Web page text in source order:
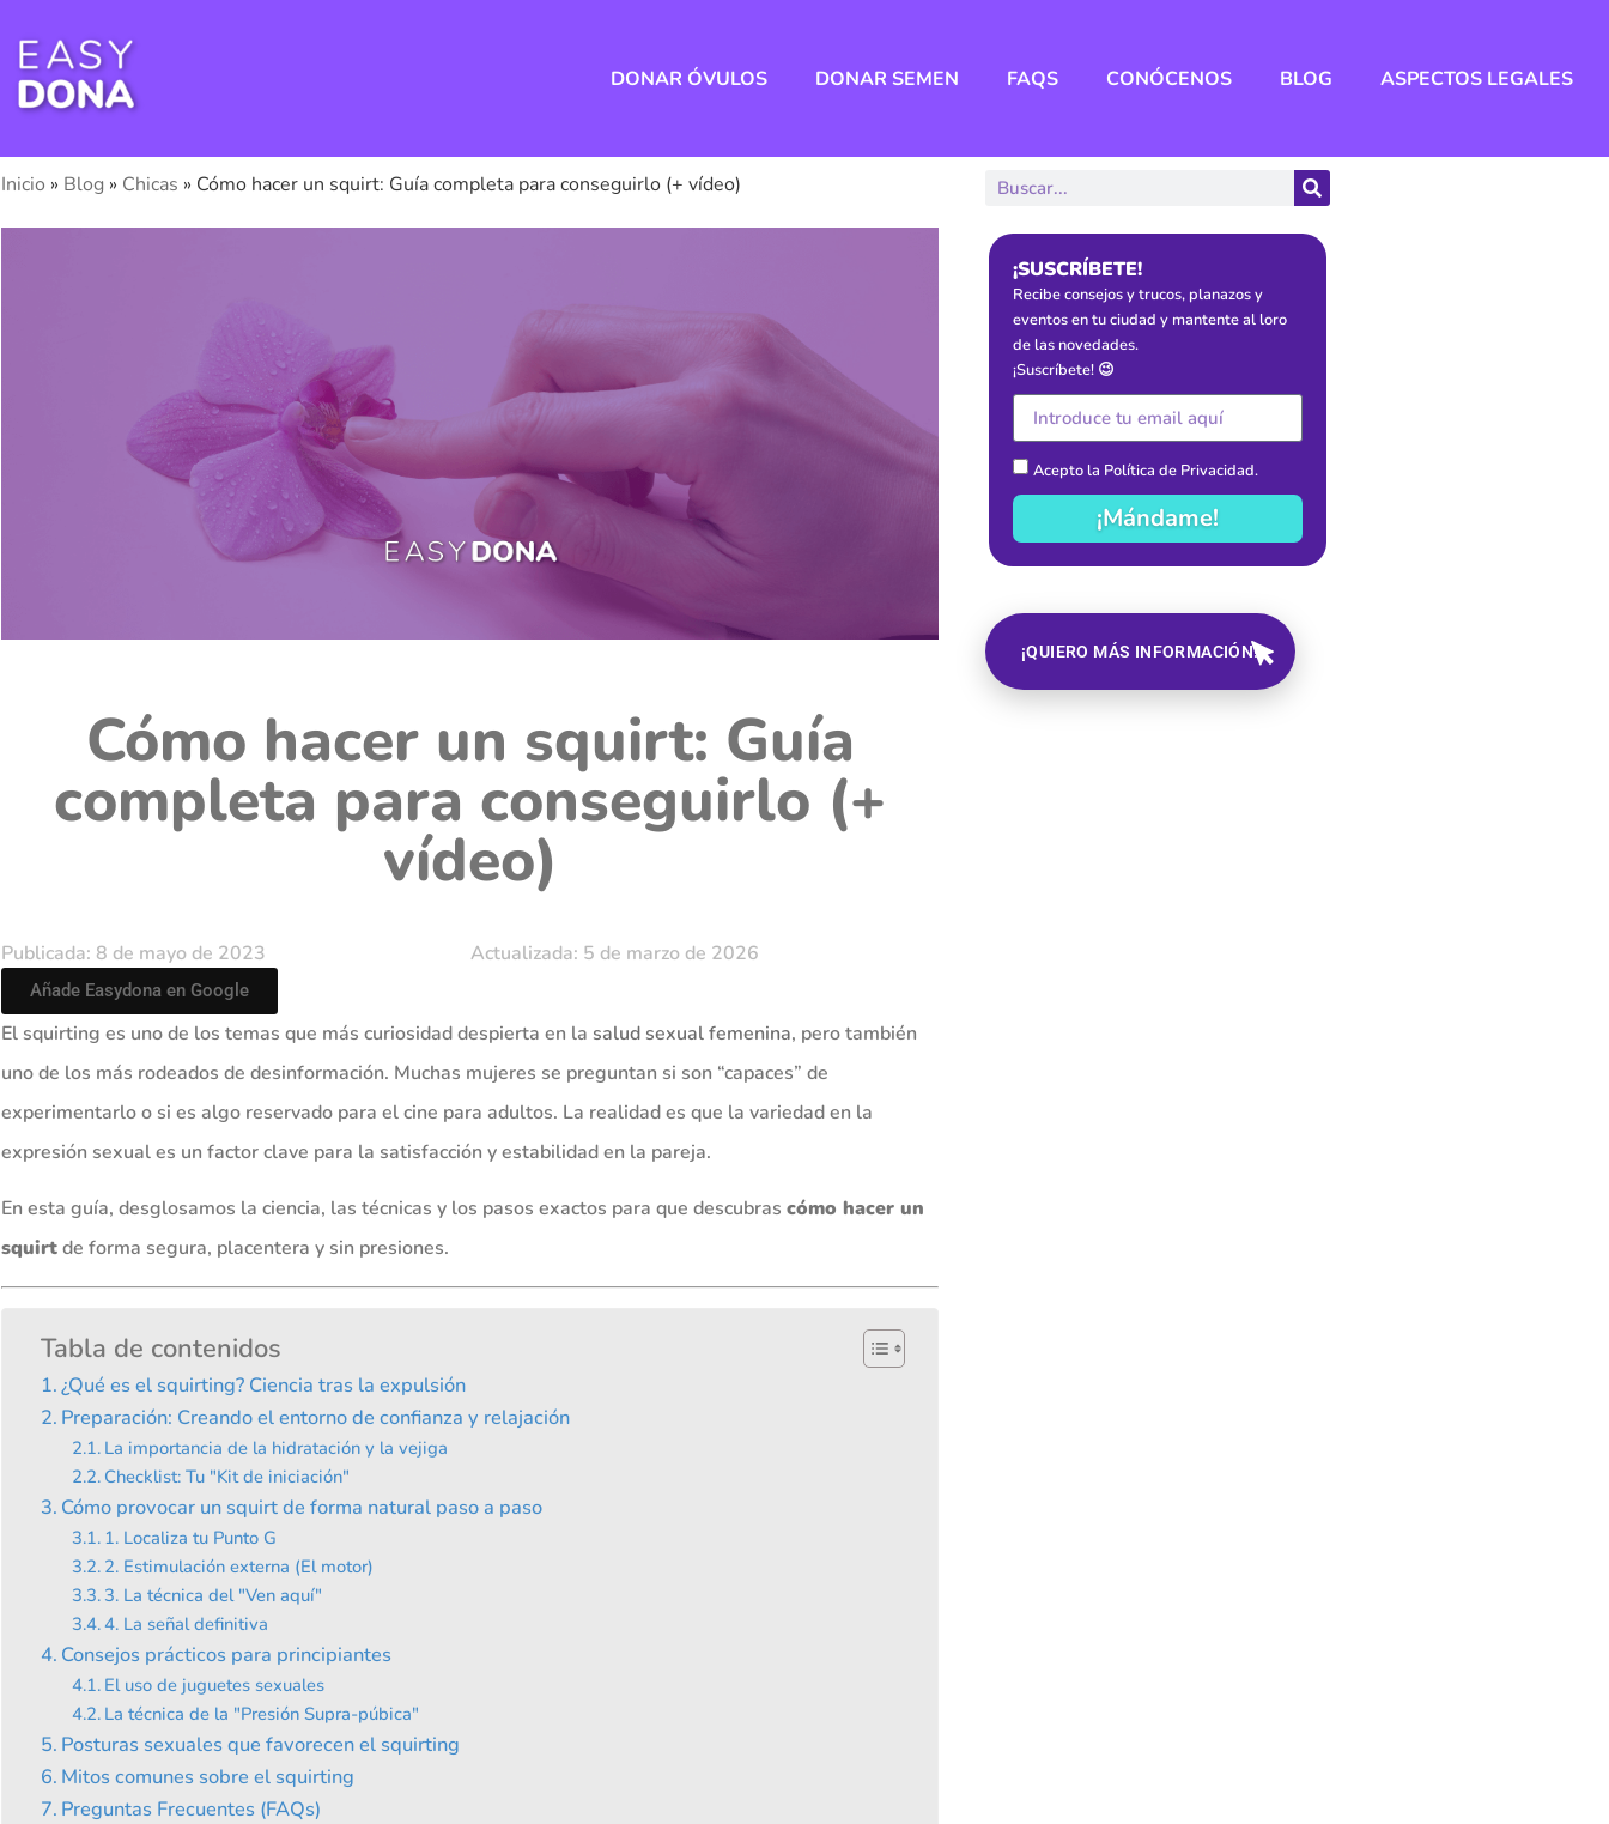
DONAR ÓVULOS DONAR SEMEN FAQS CONÓCENOS BLOG ASPECTOS LEGALES
Inicio » Blog » Chicas » Cómo hacer un squirt: Guía completa para conseguirlo (+ vídeo)
Cómo hacer un squirt: Guía
completa para conseguirlo (+
vídeo)
Publicada: 8 de mayo de 2023 Actualizada: 5 de marzo de 2026
Añade Easydona en Google
El squirting es uno de los temas que más curiosidad despierta en la salud sexual femenina, pero también
uno de los más rodeados de desinformación. Muchas mujeres se preguntan si son “capaces” de
experimentarlo o si es algo reservado para el cine para adultos. La realidad es que la variedad en la
expresión sexual es un factor clave para la satisfacción y estabilidad en la pareja.
En esta guía, desglosamos la ciencia, las técnicas y los pasos exactos para que descubras cómo hacer un
squirtde forma segura, placentera y sin presiones.
Tabla de contenidos
¿Qué es el squirting? Ciencia tras la expulsión
Preparación: Creando el entorno de confianza y relajación
La importancia de la hidratación y la vejiga
Checklist: Tu "Kit de iniciación"
Cómo provocar un squirt de forma natural paso a paso
1. Localiza tu Punto G
2. Estimulación externa (El motor)
3. La técnica del "Ven aquí"
4. La señal definitiva
Consejos prácticos para principiantes
El uso de juguetes sexuales
La técnica de la "Presión Supra-púbica"
Posturas sexuales que favorecen el squirting
Mitos comunes sobre el squirting
Preguntas Frecuentes (FAQs)
¡SUSCRÍBETE!
Recibe consejos y trucos, planazos y
eventos en tu ciudad y mantente al loro
de las novedades.
¡Suscríbete! 😉
Acepto la Política de Privacidad.
¡Mándame!
¡QUIERO MÁS INFORMACIÓN!